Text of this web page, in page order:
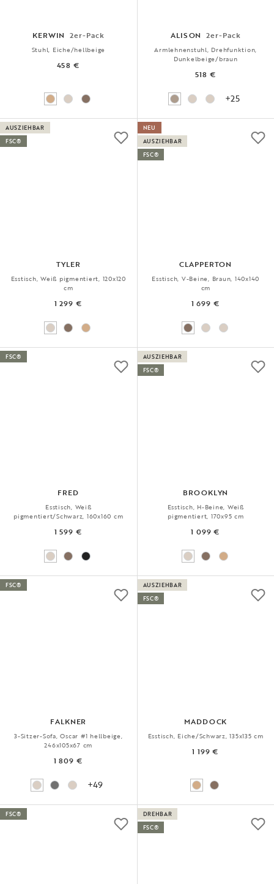
KERWIN 2er-Pack
Stuhl, Eiche/hellbeige
458 €
ALISON 2er-Pack
Armlehnenstuhl, Drehfunktion,
Dunkelbeige/braun
518 €
+25
TYLER
Esstisch, Weiß pigmentiert, 120x120
cm
1 299 €
AUSZIEHBAR
FSC®
CLAPPERTON
Esstisch, V-Beine, Braun, 140x140
cm
1 699 €
NEU
AUSZIEHBAR
FSC®
FRED
Esstisch, Weiß
pigmentiert/Schwarz, 160x160 cm
1 599 €
FSC®
BROOKLYN
Esstisch, H-Beine, Weiß
pigmentiert, 170x95 cm
1 099 €
AUSZIEHBAR
FSC®
FALKNER
3-Sitzer-Sofa, Oscar #1 hellbeige,
246x105x67 cm
1 809 €
+49
FSC®
MADDOCK
Esstisch, Eiche/Schwarz, 135x135 cm
1 199 €
AUSZIEHBAR
FSC®
FSC®
DREHBAR
FSC®